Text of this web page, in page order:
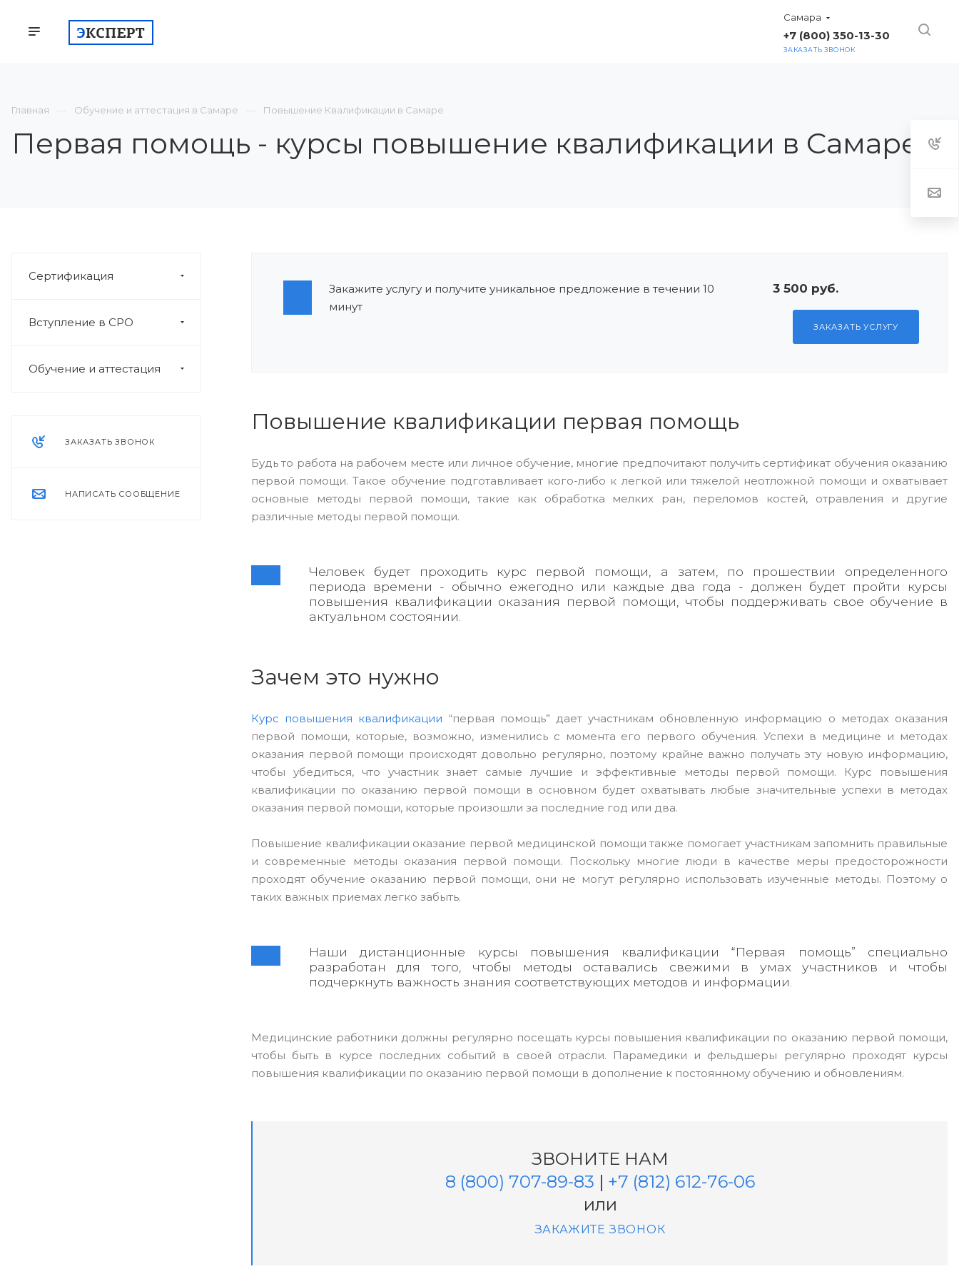
Самара
+7 (800) 350-13-30
ЗАКАЗАТЬ ЗВОНОК
Главная
Обучение и аттестация в Самаре Повышение Квалификации в Самаре
Первая помощь - курсы повышение квалификации в Самаре
Сертификация
Вступление в СРО
Обучение и аттестация
ЗАКАЗАТЬ ЗВОНОК
НАПИСАТЬ СООБЩЕНИЕ
Закажите услугу и получите уникальное предложение в течении 10
минут
3 500 руб.
ЗАКАЗАТЬ УСЛУГУ
Повышение квалификации первая помощь
Будь то работа на рабочем месте или личное обучение, многие предпочитают получить сертификат обучения оказанию
первой помощи. Такое обучение подготавливает кого-либо к легкой или тяжелой неотложной помощи и охватывает
основные методы первой помощи, такие как обработка мелких ран, переломов костей, отравления и другие
различные методы первой помощи.
Человек будет проходить курс первой помощи, а затем, по прошествии определенного
периода времени - обычно ежегодно или каждые два года - должен будет пройти курсы
повышения квалификации оказания первой помощи, чтобы поддерживать свое обучение в
актуальном состоянии.
Зачем это нужно
Курс повышения квалификации “первая помощь” дает участникам обновленную информацию о методах оказания
первой помощи, которые, возможно, изменились с момента его первого обучения. Успехи в медицине и методах
оказания первой помощи происходят довольно регулярно, поэтому крайне важно получать эту новую информацию,
чтобы убедиться, что участник знает самые лучшие и эффективные методы первой помощи. Курс повышения
квалификации по оказанию первой помощи в основном будет охватывать любые значительные успехи в методах
оказания первой помощи, которые произошли за последние год или два.
Повышение квалификации оказание первой медицинской помощи также помогает участникам запомнить правильные
и современные методы оказания первой помощи. Поскольку многие люди в качестве меры предосторожности
проходят обучение оказанию первой помощи, они не могут регулярно использовать изученные методы. Поэтому о
таких важных приемах легко забыть.
Наши дистанционные курсы повышения квалификации “Первая помощь” специально
разработан для того, чтобы методы оставались свежими в умах участников и чтобы
подчеркнуть важность знания соответствующих методов и информации.
Медицинские работники должны регулярно посещать курсы повышения квалификации по оказанию первой помощи,
чтобы быть в курсе последних событий в своей отрасли. Парамедики и фельдшеры регулярно проходят курсы
повышения квалификации по оказанию первой помощи в дополнение к постоянному обучению и обновлениям.
ЗВОНИТЕ НАМ
8 (800) 707-89-83 | +7 (812) 612-76-06
или
ЗАКАЖИТЕ ЗВОНОК